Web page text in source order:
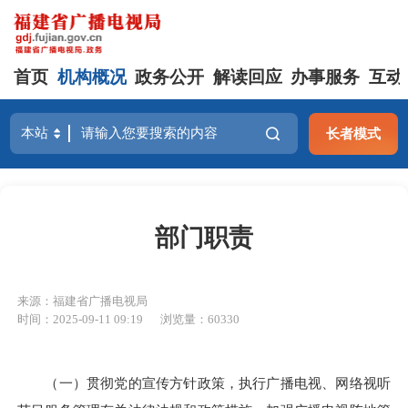
首页 机构概况 政务公开 解读回应 办事服务 互动
长者模式
部门职责
来源：福建省广播电视局
时间：2025-09-11 09:19
浏览量：60330
（一）贯彻党的宣传方针政策，执行广播电视、网络视听